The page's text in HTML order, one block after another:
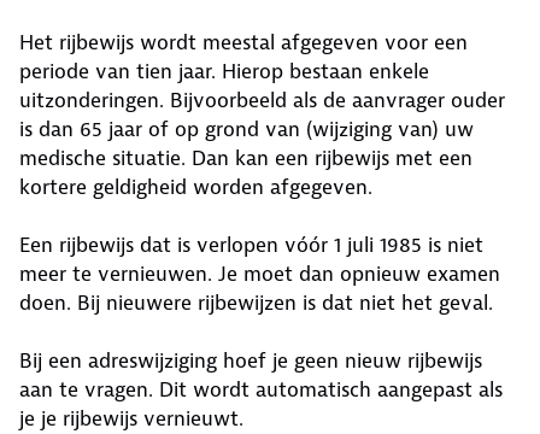
Het rijbewijs wordt meestal afgegeven voor een
periode van tien jaar. Hierop bestaan enkele
uitzonderingen. Bijvoorbeeld als de aanvrager ouder
is dan 65 jaar of op grond van (wijziging van) uw
medische situatie. Dan kan een rijbewijs met een
kortere geldigheid worden afgegeven.
Een rijbewijs dat is verlopen vóór 1 juli 1985 is niet
meer te vernieuwen. Je moet dan opnieuw examen
doen. Bij nieuwere rijbewijzen is dat niet het geval.
Bij een adreswijziging hoef je geen nieuw rijbewijs
aan te vragen. Dit wordt automatisch aangepast als
je je rijbewijs vernieuwt.